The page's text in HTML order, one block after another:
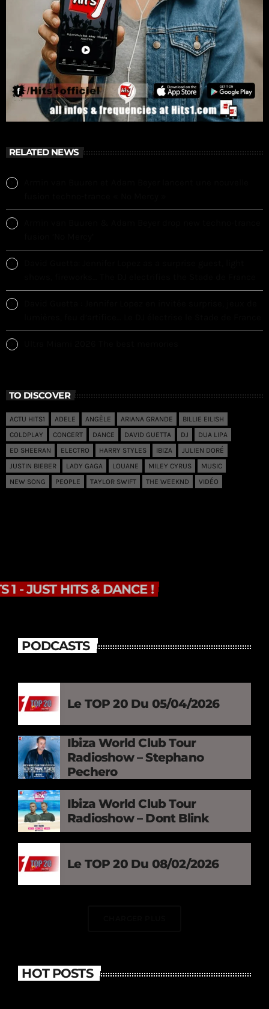
RELATED NEWS
TO DISCOVER
ACTU HITS1 ADELE ANGÈLE ARIANA GRANDE
BILLIE EILISH
COLDPLAY
CONCERT DANCE DAVID GUETTA DJ
DUA LIPA
ED SHEERAN
ELECTRO HARRY STYLES IBIZA
JULIEN DORÉ
JUSTIN BIEBER
LADY GAGA LOUANE MILEY CYRUS
MUSIC
NEW SONG
PEOPLE TAYLOR SWIFT THE WEEKND VIDÉO
HITS 1 - JUST HITS & DANCE !
PODCASTS
Le TOP 20 Du 05/04/2026
Ibiza World Club Tour
Radioshow – Stephano
Pechero
Ibiza World Club Tour
Radioshow – Dont Blink
Le TOP 20 Du 08/02/2026
HOT POSTS